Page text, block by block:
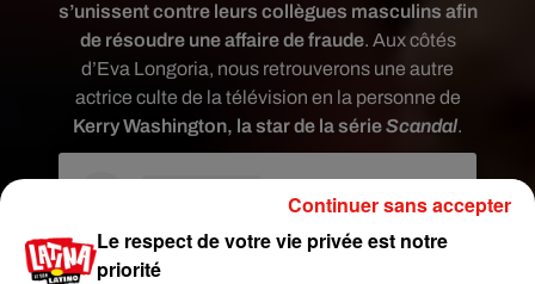
s’unissent contre leurs collègues masculins afin
de résoudre une affaire de fraude. Aux côtés
d’Eva Longoria, nous retrouverons une autre
actrice culte de la télévision en la personne de
Kerry Washington, la star de la sérieScandal.
Le respect de votre vie privée est notre
priorité
Continuer sans accepter